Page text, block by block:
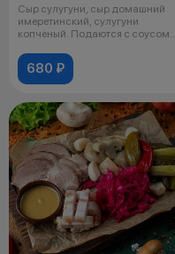
Сыр сулугуни, сыр домашний
имеретинский, сулугуни
копченый. Подаются с соусом
680 ₽